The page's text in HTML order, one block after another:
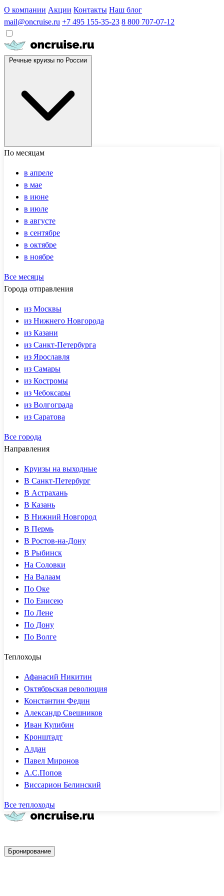
О компании Акции Контакты Наш блог
mail@oncruise.ru +7 495 155-35-23 8 800 707-07-12
По месяцам
в апреле
в мае
в июне
в июле
в августе
в сентябре
в октябре
в ноябре
Все месяцы
Города отправления
из Москвы
из Нижнего Новгорода
из Казани
из Санкт-Петербурга
из Ярославля
из Самары
из Костромы
из Чебоксары
из Волгограда
из Саратова
Все города
Направления
Круизы на выходные
В Санкт-Петербург
В Астрахань
В Казань
В Нижний Новгород
В Пермь
В Ростов-на-Дону
В Рыбинск
На Соловки
На Валаам
По Оке
По Енисею
По Лене
По Дону
По Волге
Теплоходы
Афанасий Никитин
Октябрьская революция
Константин Федин
Александр Свешников
Иван Кулибин
Кронштадт
Алдан
Павел Миронов
А.С.Попов
Виссарион Белинский
Все теплоходы
Бронирование